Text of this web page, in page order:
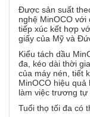
Được sản suất
nghệ MinOCO với
tiếp xúc kết hợp
giấy của Mỹ và
Kiểu tách dầu
đa, kéo dài thời
của máy nén, tiết
MinOCO hiệu
làm việc trương tự
Tuổi thọ tối đa có